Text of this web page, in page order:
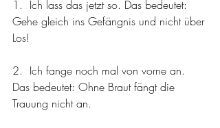
1.  Ich lass das jetzt so. Das bedeutet:
Gehe gleich ins Gefängnis und nicht über
Los!
2.  Ich fange noch mal von vorne an.
Das bedeutet: Ohne Braut fängt die
Trauung nicht an.